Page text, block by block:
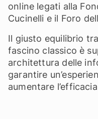
online legati alla
Cucinelli e il Foro
Il giusto equilibrio
fascino classico è
architettura delle
garantire
aumentare